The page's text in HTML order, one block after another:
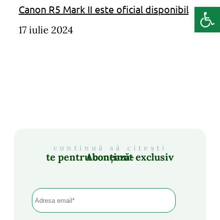
Canon R5 Mark II este oficial disponibil
17 iulie 2024
continuă să citești
Abonează-te pentru conținut exclusiv